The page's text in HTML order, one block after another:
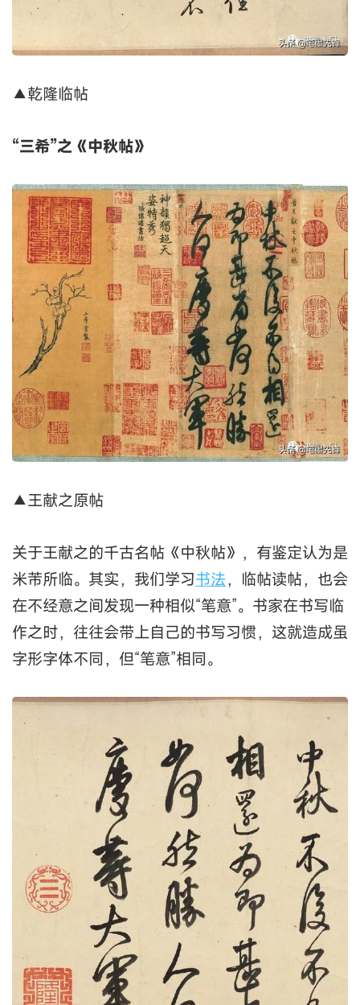
▲乾隆临帖
“三希”之《中秋帖》
▲王献之原帖
关于王献之的千古名帖《中秋帖》，有鉴定认为是
米芾所临。其实，我们学习书法，临帖读帖，也会
在不经意之间发现一种相似“笔意”。书家在书写临
作之时，往往会带上自己的书写习惯，这就造成虽
字形字体不同，但“笔意”相同。